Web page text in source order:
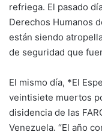
refriega. El pasado
Derechos Humanos
están siendo
de seguridad que
El mismo día, *El
veintisiete muertos
disidencia de las
Venezuela. “El año